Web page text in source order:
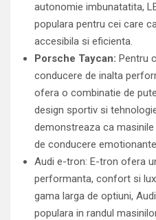
autonomie imbunatatita,
populara pentru cei care
accesibila si eficienta.
Porsche Taycan: Pentru
conducere de inalta
ofera o combinatie de
design sportiv si
demonstreaza ca
de conducere
Audi e-tron: E-tron ofera
performanta, confort si
gama larga de optiuni,
populara in randul